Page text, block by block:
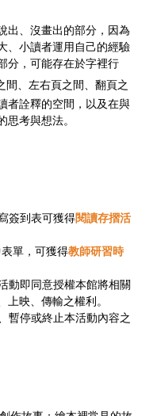
出、沒畫出的部分，因為
、小讀者運用自己的經驗
分，可能存在於字裡行
間、左右頁之間、翻頁之
者詮釋的空間，以及在與
考與想法。
簽到表可獲得閱讀存摺活
單，可獲得教師研習時
動即同意授權本館將相關
映、傳輸之權利。
暫停或終止本活動內容之